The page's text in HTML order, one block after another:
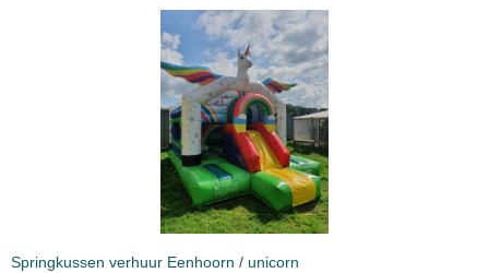
Springkussen verhuur Eenhoorn / unicorn
LASERGAMES BUMPERVOETBAL